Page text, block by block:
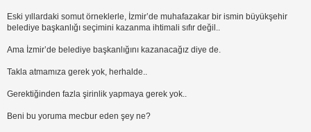
Eski yıllardaki somut örneklerle, İzmir’de muhafazakar bir ismin büyükşehir
belediye başkanlığı seçimini kazanma ihtimali sıfır değil..
Ama İzmir’de belediye başkanlığını kazanacağız diye de.
Takla atmamıza gerek yok, herhalde..
Gerektiğinden fazla şirinlik yapmaya gerek yok..
Beni bu yoruma mecbur eden şey ne?